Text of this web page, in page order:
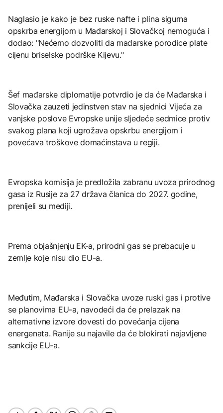
Naglasio je kako je bez ruske nafte i plina sigurna
opskrba energijom u Mađarskoj i Slovačkoj nemoguća i
dodao: "Nećemo dozvoliti da mađarske porodice plate
cijenu briselske podrške Kijevu."
Šef mađarske diplomatije potvrdio je da će Mađarska i
Slovačka zauzeti jedinstven stav na sjednici Vijeća za
vanjske poslove Evropske unije sljedeće sedmice protiv
svakog plana koji ugrožava opskrbu energijom i
povećava troškove domaćinstava u regiji.
Evropska komisija je predložila zabranu uvoza prirodnog
gasa iz Rusije za 27 država članica do 2027. godine,
prenijeli su mediji.
Prema objašnjenju EK-a, prirodni gas se prebacuje u
zemlje koje nisu dio EU-a.
Međutim, Mađarska i Slovačka uvoze ruski gas i protive
se planovima EU-a, navodeći da će prelazak na
alternativne izvore dovesti do povećanja cijena
energenata. Ranije su najavile da će blokirati najavljene
sankcije EU-a.